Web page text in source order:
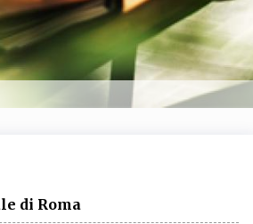
di Roma